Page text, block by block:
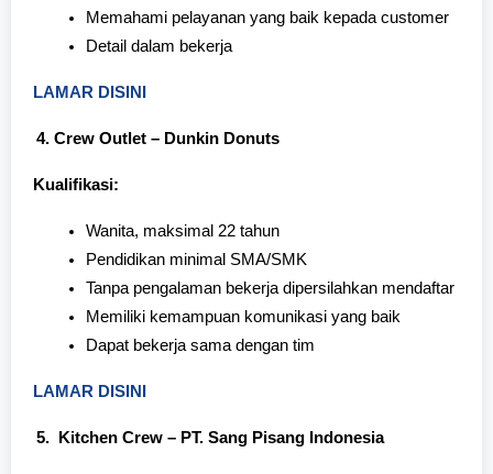
Memahami pelayanan yang baik kepada customer
Detail dalam bekerja
LAMAR DISINI
Crew Outlet – Dunkin Donuts
Kualifikasi:
Wanita, maksimal 22 tahun
Pendidikan minimal SMA/SMK
Tanpa pengalaman bekerja dipersilahkan mendaftar
Memiliki kemampuan komunikasi yang baik
Dapat bekerja sama dengan tim
LAMAR DISINI
Kitchen Crew – PT. Sang Pisang Indonesia